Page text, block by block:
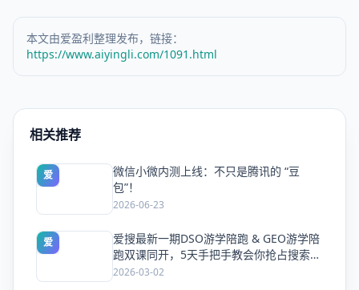
本文由爱盈利整理发布，链接：
https://www.aiyingli.com/1091.html
相关推荐
爱
微信小微内测上线：不只是腾讯的 “豆
包”！
2026-06-23
爱
爱搜最新一期DSO游学陪跑 & GEO游学陪
跑双课同开，5天手把手教会你抢占搜索流
量
2026-03-02